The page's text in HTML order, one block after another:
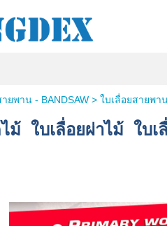
ยพาน - BANDSAW> ใบเลื่อยสายพา
ไม้ ใบเลื่อยผ่าไม้ ใ